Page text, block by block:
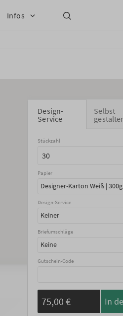
Infos
Design-
Service
Selbst
Stückzahl
Papier
Designer-Karton Weiß | 300g
Design-Service
Keiner
Briefumschläge
Keine
Gutschein-Code
75,00 € In